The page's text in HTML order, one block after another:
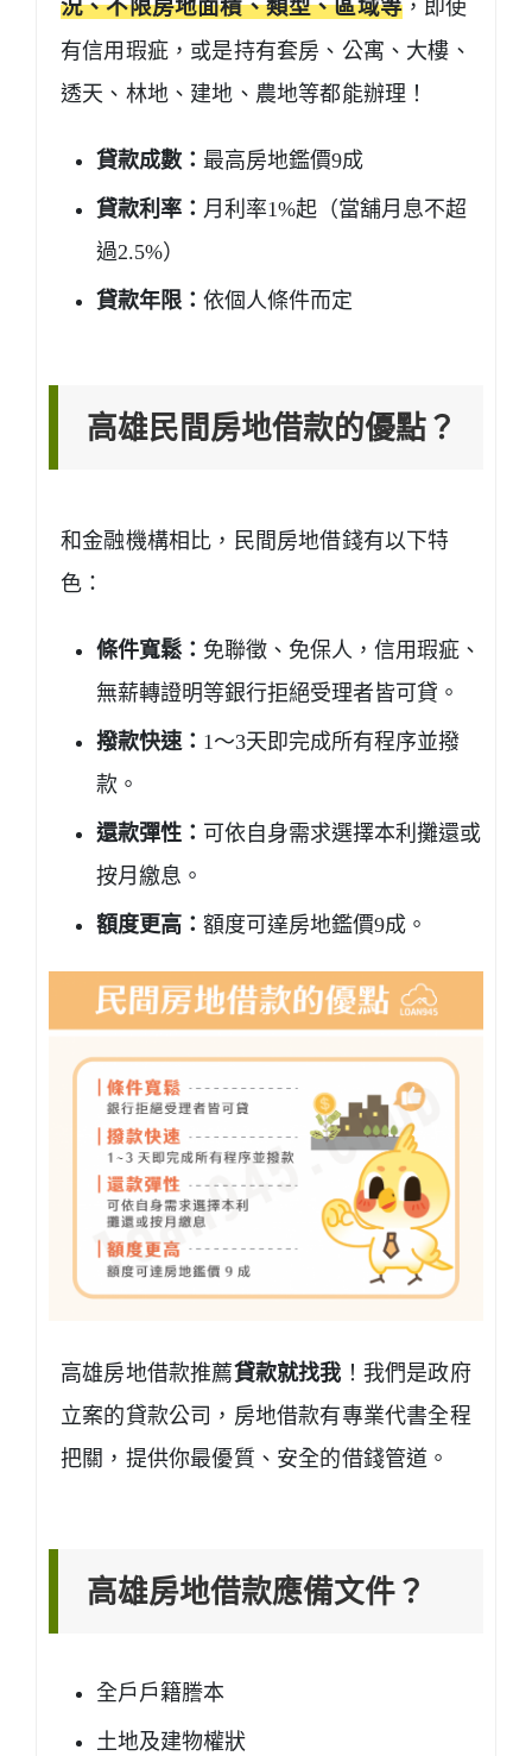
況、不限房地面積、類型、區域等 ，即使
有信用瑕疵，或是持有套房、公寓、大樓、
透天、林地、建地、農地等都能辦理！
貸款成數： 最高房地鑑價9成
貸款利率： 月利率1%起（當舖月息不超
過2.5%）
貸款年限： 依個人條件而定
高雄民間房地借款的優點？
和金融機構相比，民間房地借錢有以下特
色：
條件寬鬆： 免聯徵、免保人，信用瑕疵、
無薪轉證明等銀行拒絕受理者皆可貸。
撥款快速： 1～3天即完成所有程序並撥
款。
還款彈性： 可依自身需求選擇本利攤還或
按月繳息。
額度更高： 額度可達房地鑑價9成。
高雄房地借款推薦貸款就找我 ！我們是政府
立案的貸款公司，房地借款有專業代書全程
把關，提供你最優質、安全的借錢管道。
高雄房地借款應備文件？
全戶戶籍謄本
土地及建物權狀